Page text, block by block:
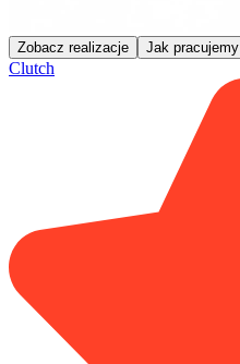
Zobacz realizacje Jak pracujemy
Clutch